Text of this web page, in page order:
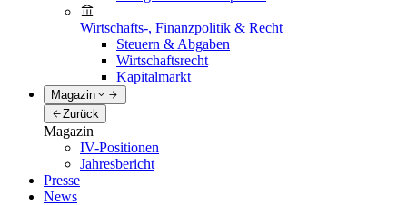
Wirtschafts-, Finanzpolitik & Recht
Steuern & Abgaben
Wirtschaftsrecht
Kapitalmarkt
Magazin
Zurück
Magazin
IV-Positionen
Jahresbericht
Presse
News